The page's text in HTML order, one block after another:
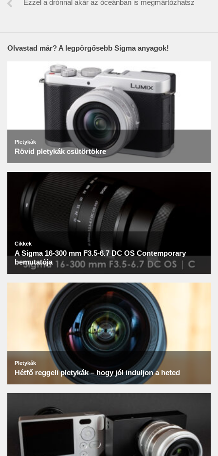
Ezzel a drónnal akár az óceánban is megmártózhatsz
Olvastad már? A legpörgősebb Sigma anyagok!